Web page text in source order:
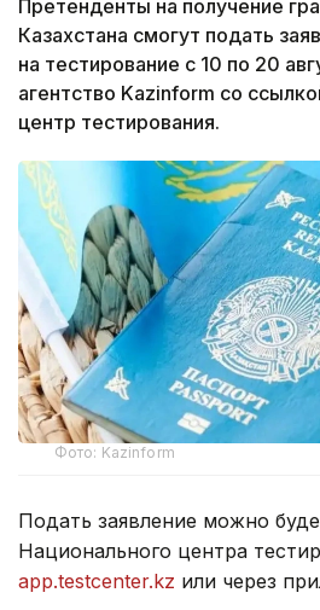
Претенденты на получение
Казахстана смогут подать
на тестирование с 10 по 20
агентство Kazinform со
центр тестирования.
Фото: Kazinform
Подать заявление можно
Национального центра
app.testcenter.kz или через